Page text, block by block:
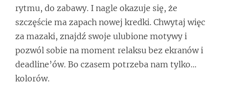
rytmu, do zabawy. I nagle okazuje się, że
szczęście ma zapach nowej kredki. Chwytaj więc
za mazaki, znajdź swoje ulubione motywy i
pozwól sobie na moment relaksu bez ekranów i
deadline’ów. Bo czasem potrzeba nam tylko…
kolorów.